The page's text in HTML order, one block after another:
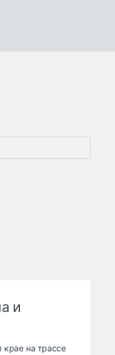
и
на трассе